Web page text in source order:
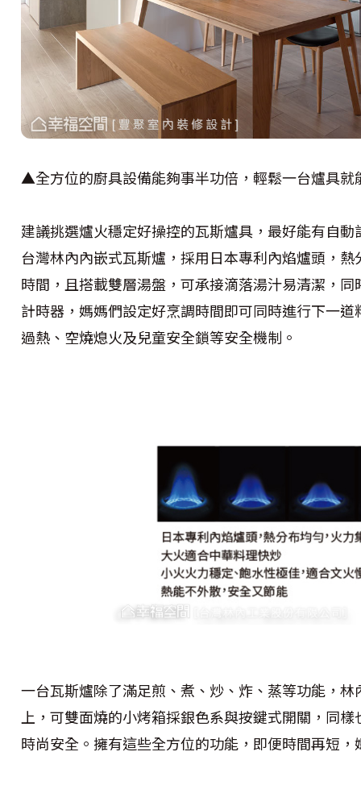
▲全方位的廚具設備能夠事半功倍，輕鬆一台爐具就
建議挑選爐火穩定好操控的瓦斯爐具，最好能有自
台灣林內內嵌式瓦斯爐，採用日本專利內焰爐頭，
時間，且搭載雙層湯盤，可承接滴落湯汁易清潔，
計時器，媽媽們設定好烹調時間即可同時進行下一
過熱、空燒熄火及兒童安全鎖等安全機制。
一台瓦斯爐除了滿足煎、煮、炒、炸、蒸等功能，
上，可雙面燒的小烤箱採銀色系與按鍵式開關，同
時尚安全。擁有這些全方位的功能，即便時間再短